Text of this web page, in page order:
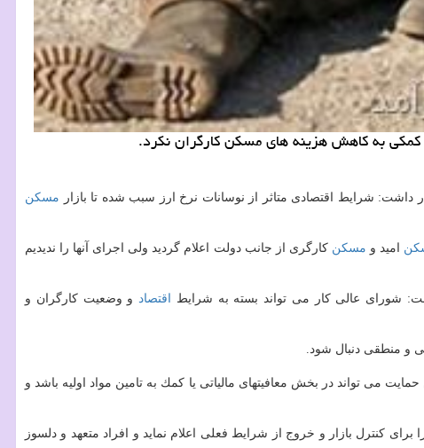
به كاهش هزینه های مسكن كارگران نكرد.
داشت: شرایط اقتصادی متاثر از نوسانات نرخ ارز سبب شده تا بازار مسكن
امید و مسكن كارگری از جانب دولت اعلام گردید ولی اجرای آنها را ندیدیم
شورای عالی كار می تواند بسته به شرایط اقتصاد و وضعیت كارگران و
و منطقی دنبال شود.
می تواند در بخش معافیتهای مالیاتی یا كمك به تامین مواد اولیه باشد و
كنترل بازار و خروج از شرایط فعلی اعلام نماید و افراد متعهد و دلسوز